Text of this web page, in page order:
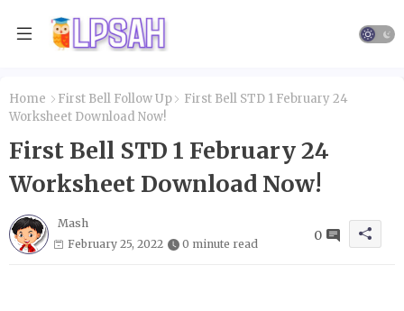
Home First Bell Follow Up
First Bell STD 1 February 24
Worksheet Download Now!
First Bell STD 1 February 24
Worksheet Download Now!
Mash
February 25, 2022
0 minute read
0